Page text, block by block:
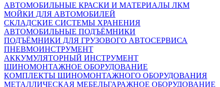
АВТОМОБИЛЬНЫЕ КРАСКИ И МАТЕРИАЛЫ ЛКМ
МОЙКИ ДЛЯ АВТОМОБИЛЕЙ
СКЛАДСКИЕ СИСТЕМЫ ХРАНЕНИЯ
АВТОМОБИЛЬНЫЕ ПОДЪЁМНИКИ
ПОДЪЁМНИКИ ДЛЯ ГРУЗОВОГО АВТОСЕРВИСА
ПНЕВМОИНСТРУМЕНТ
АККУМУЛЯТОРНЫЙ ИНСТРУМЕНТ
ШИНОМОНТАЖНОЕ ОБОРУДОВАНИЕ
КОМПЛЕКТЫ ШИНОМОНТАЖНОГО ОБОРУДОВАНИЯ
МЕТАЛЛИЧЕСКАЯ МЕБЕЛЬГАРАЖНОЕ ОБОРУДОВАНИЕ